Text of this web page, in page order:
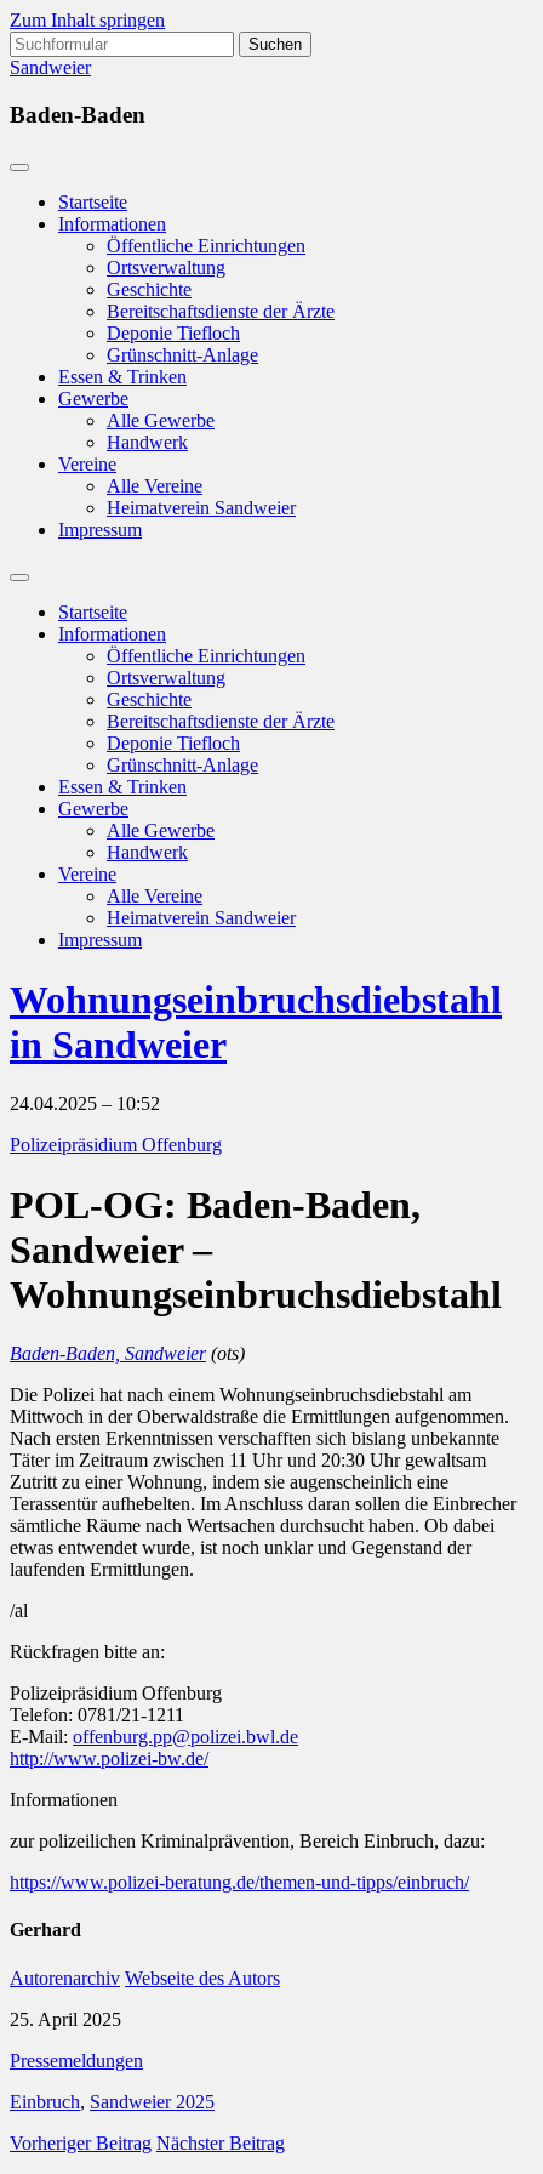
Zum Inhalt springen
Suchen
nach:
Sandweier
Baden-Baden
Startseite
Informationen
Öffentliche Einrichtungen
Ortsverwaltung
Geschichte
Bereitschaftsdienste der Ärzte
Deponie Tiefloch
Grünschnitt-Anlage
Essen & Trinken
Gewerbe
Alle Gewerbe
Handwerk
Vereine
Alle Vereine
Heimatverein Sandweier
Impressum
Suchfeld
ein-/ausblenden
Startseite
Informationen
Öffentliche Einrichtungen
Ortsverwaltung
Geschichte
Bereitschaftsdienste der Ärzte
Deponie Tiefloch
Grünschnitt-Anlage
Essen & Trinken
Gewerbe
Alle Gewerbe
Handwerk
Vereine
Alle Vereine
Heimatverein Sandweier
Impressum
Wohnungseinbruchsdiebstahl
in Sandweier
24.04.2025 – 10:52
Polizeipräsidium Offenburg
POL-OG: Baden-Baden,
Sandweier –
Wohnungseinbruchsdiebstahl
Baden-Baden, Sandweier(ots)
Die Polizei hat nach einem Wohnungseinbruchsdiebstahl am
Mittwoch in der Oberwaldstraße die Ermittlungen aufgenommen.
Nach ersten Erkenntnissen verschafften sich bislang unbekannte
Täter im Zeitraum zwischen 11 Uhr und 20:30 Uhr gewaltsam
Zutritt zu einer Wohnung, indem sie augenscheinlich eine
Terassentür aufhebelten. Im Anschluss daran sollen die Einbrecher
sämtliche Räume nach Wertsachen durchsucht haben. Ob dabei
etwas entwendet wurde, ist noch unklar und Gegenstand der
laufenden Ermittlungen.
/al
Rückfragen bitte an:
Polizeipräsidium Offenburg
Telefon: 0781/21-1211
E-Mail: offenburg.pp@polizei.bwl.de
http://www.polizei-bw.de/
Informationen
zur polizeilichen Kriminalprävention, Bereich Einbruch, dazu:
https://www.polizei-beratung.de/themen-und-tipps/einbruch/
Gerhard
Autorenarchiv Webseite des Autors
25. April 2025
Pressemeldungen
Einbruch, Sandweier 2025
Vorheriger Beitrag Nächster Beitrag